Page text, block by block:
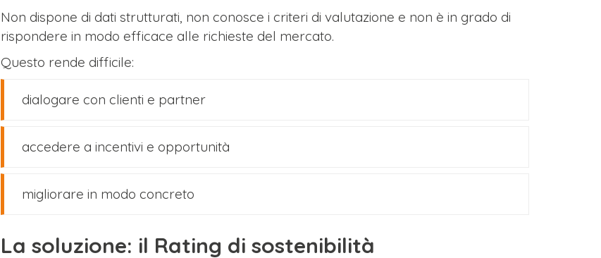
Non dispone di dati strutturati, non conosce i criteri di valutazione e non è in grado di
rispondere in modo efficace alle richieste del mercato.
Questo rende difficile:
dialogare con clienti e partner
accedere a incentivi e opportunità
migliorare in modo concreto
La soluzione: il Rating di sostenibilità